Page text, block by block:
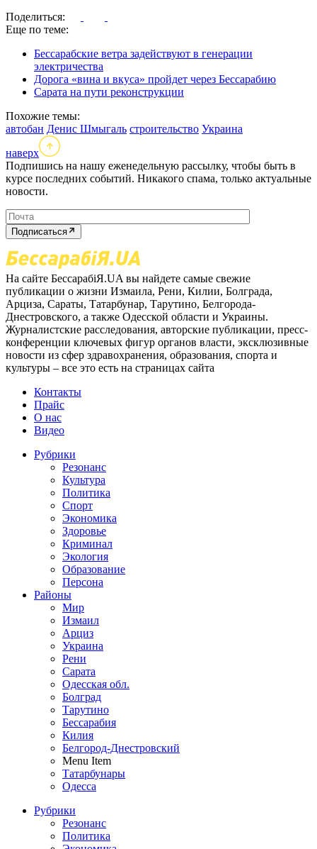
Поделиться:
Еще по теме:
Бессарабские ветра задействуют в генерации
электричества
Дорога «вина и вкуса» пройдет через Бессарабию
Сарата на пути реконструкции
Похожие темы:
автобан Денис Шмыгаль строительство Украина
наверх
Подпишись на нашу еженедельную рассылку, чтобы быть в
курсе последних событий. Никакого спама, только актуальные
новости.
Подписаться
На сайте БессарабіЯ.UA вы найдете самые свежие
публикации о жизни Измаила, Рени, Килии, Болграда,
Арциза, Сараты, Татарбунар, Тарутино, Белгорода-
Днестровского, а также Одесской области и Украины.
Журналистские расследования, авторские публикации, пресс-
конференции ключевых фигур органов власти, эксклюзивные
новости из сфер здравохранения, образования, спорта и
культуры – все это есть на страницах сайта
Контакты
Прайс
О нас
Видео
Рубрики
Резонанс
Культура
Политика
Спорт
Экономика
Здоровье
Криминал
Экология
Образование
Персона
Районы
Мир
Измаил
Арциз
Украина
Рени
Сарата
Одесская обл.
Болград
Тарутино
Бессарабия
Килия
Белгород-Днестровский
Menu Item
Татарбунары
Одесса
Рубрики
Резонанс
Политика